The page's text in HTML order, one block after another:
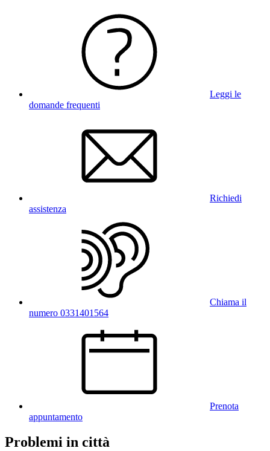
Leggi le
domande frequenti
Richiedi
assistenza
Chiama il
numero 0331401564
Prenota
appuntamento
Problemi in città